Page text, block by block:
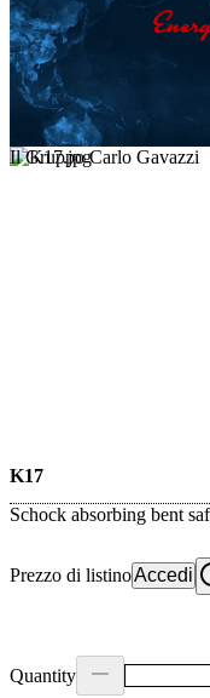
Il Gruppo Carlo Gavazzi
K17
Schock absorbing bent
Prezzo di listinoAccedi
Quantity